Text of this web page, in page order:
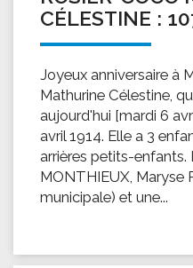
CÉLESTINE :
Joyeux anniversaire à
Mathurine Célestine,
aujourd'hui [mardi 6
avril 1914. Elle a 3
arrières petits-enfants.
MONTHIEUX, Maryse
municipale) et une...